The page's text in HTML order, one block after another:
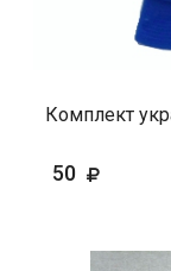
Комплект
50